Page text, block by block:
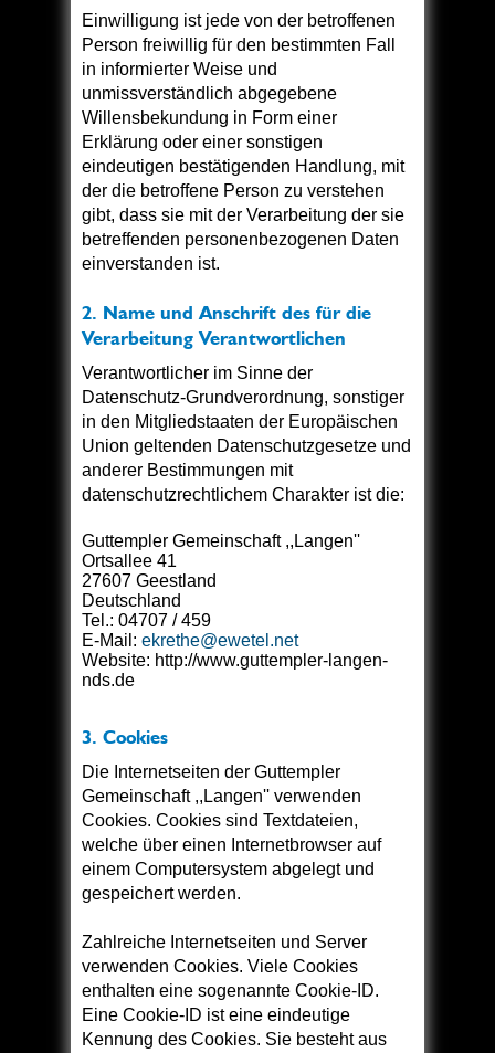
Einwilligung ist jede von der betroffenen
Person freiwillig für den bestimmten Fall
in informierter Weise und
unmissverständlich abgegebene
Willensbekundung in Form einer
Erklärung oder einer sonstigen
eindeutigen bestätigenden Handlung, mit
der die betroffene Person zu verstehen
gibt, dass sie mit der Verarbeitung der sie
betreffenden personenbezogenen Daten
einverstanden ist.
2. Name und Anschrift des für die
Verarbeitung Verantwortlichen
Verantwortlicher im Sinne der
Datenschutz-Grundverordnung, sonstiger
in den Mitgliedstaaten der Europäischen
Union geltenden Datenschutzgesetze und
anderer Bestimmungen mit
datenschutzrechtlichem Charakter ist die:
Guttempler Gemeinschaft ,,Langen''
Ortsallee 41
27607 Geestland
Deutschland
Tel.: 04707 / 459
E-Mail: ekrethe@ewetel.net
Website: http://www.guttempler-langen-
nds.de
3. Cookies
Die Internetseiten der Guttempler
Gemeinschaft ,,Langen'' verwenden
Cookies. Cookies sind Textdateien,
welche über einen Internetbrowser auf
einem Computersystem abgelegt und
gespeichert werden.
Zahlreiche Internetseiten und Server
verwenden Cookies. Viele Cookies
enthalten eine sogenannte Cookie-ID.
Eine Cookie-ID ist eine eindeutige
Kennung des Cookies. Sie besteht aus